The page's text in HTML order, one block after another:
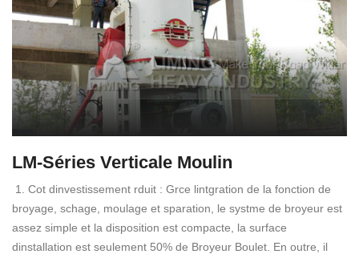
LM-Séries Verticale Moulin
1. Cot dinvestissement rduit : Grce lintgration de la fonction de
broyage, schage, moulage et sparation, le systme de broyeur est
assez simple et la disposition est compacte, la surface
dinstallation est seulement 50% de Broyeur Boulet. En outre, il